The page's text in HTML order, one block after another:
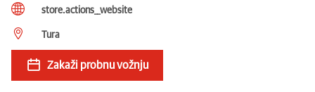
store.actions__website
Tura
Zakaži probnu vožnju